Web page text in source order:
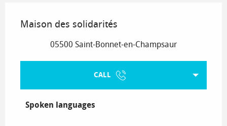
Maison des solidarités
05500 Saint-Bonnet-en-Champsaur
CALL
Spoken languages
Spoken languages